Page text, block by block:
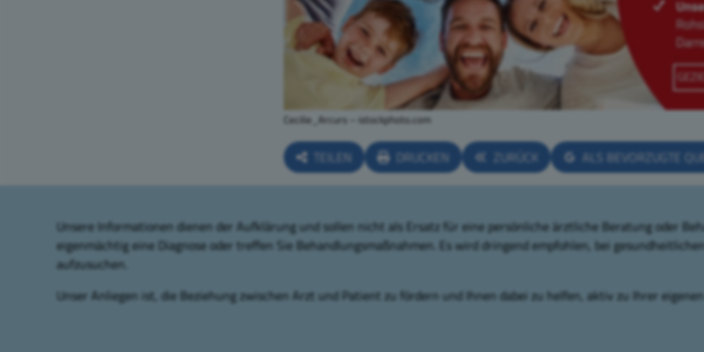
Cecilie_Arcurs – istockphoto.com
TEILEN DRUCKEN ZURÜCK ALS BEVORZUGTE
Unsere Informationen dienen der Aufklärung und sollen nicht als Ersatz für eine persönliche ärztliche Beratung oder
eigenmächtig eine Diagnose oder treffen Sie Behandlungsmaßnahmen. Es wird dringend empfohlen, bei
aufzusuchen.
Unser Anliegen ist, die Beziehung zwischen Arzt und Patient zu fördern und Ihnen dabei zu helfen, aktiv zu Ihrer